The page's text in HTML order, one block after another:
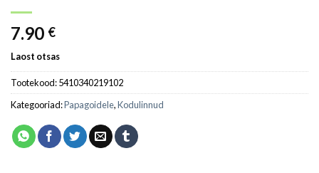
7.90 €
Laost otsas
Tootekood:5410340219102
Kategooriad:Papagoidele,Kodulinnud